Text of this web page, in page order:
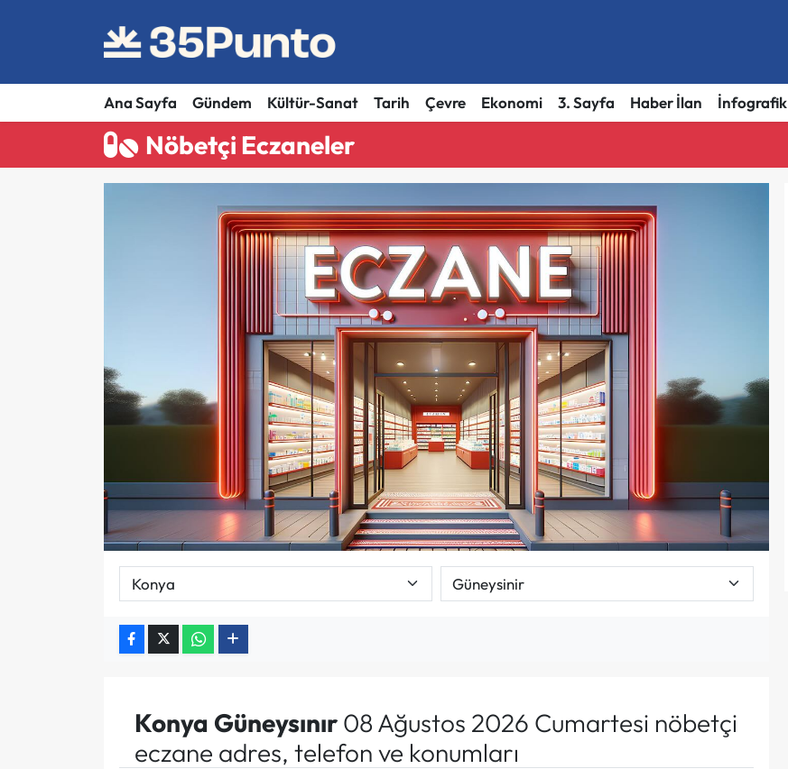
Ana Sayfa Gündem Kültür-Sanat Tarih Çevre Ekonomi 3. Sayfa Haber İlan İnfografik
Nöbetçi Eczaneler
Konya Güneysınır08 Ağustos 2026 Cumartesi nöbetçi
eczane adres, telefon ve konumları